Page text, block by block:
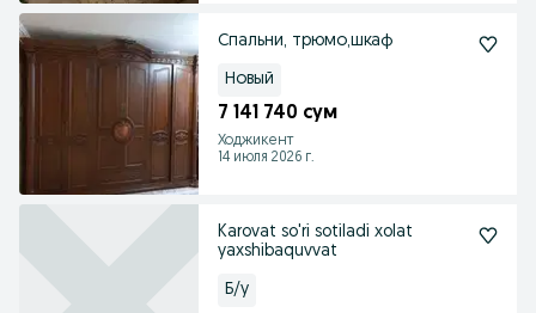
Спальни, трюмо,шкаф
Новый
7 141 740 сум
Ходжикент
14 июля 2026 г.
Karovat so'ri sotiladi xolat
yaxshibaquvvat
Б/у